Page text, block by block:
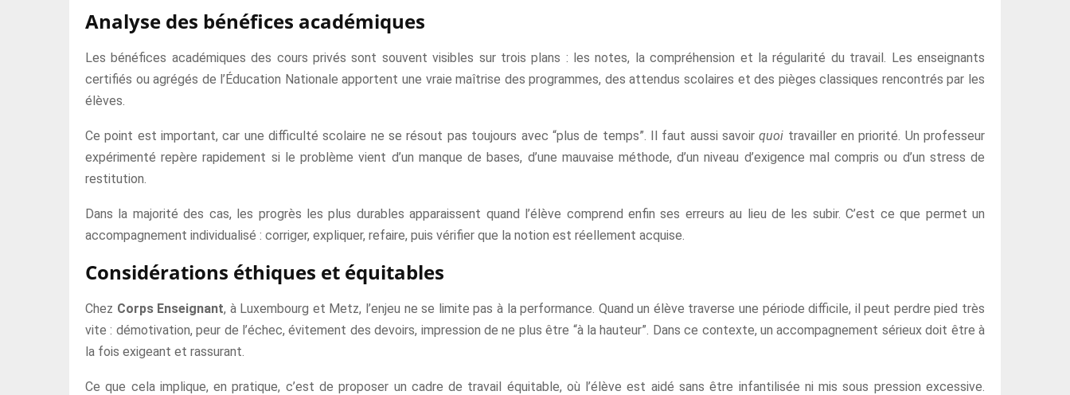
Analyse des bénéfices académiques
Les bénéfices académiques des cours privés sont souvent visibles sur trois plans : les notes, la compréhension et la régularité du travail. Les enseignants
certifiés ou agrégés de l’Éducation Nationale apportent une vraie maîtrise des programmes, des attendus scolaires et des pièges classiques rencontrés par les
élèves.
Ce point est important, car une difficulté scolaire ne se résout pas toujours avec “plus de temps”. Il faut aussi savoirquoi travailler en priorité. Un professeur
expérimenté repère rapidement si le problème vient d’un manque de bases, d’une mauvaise méthode, d’un niveau d’exigence mal compris ou d’un stress de
restitution.
Dans la majorité des cas, les progrès les plus durables apparaissent quand l’élève comprend enfin ses erreurs au lieu de les subir. C’est ce que permet un
accompagnement individualisé : corriger, expliquer, refaire, puis vérifier que la notion est réellement acquise.
Considérations éthiques et équitables
Chez Corps Enseignant, à Luxembourg et Metz, l’enjeu ne se limite pas à la performance. Quand un élève traverse une période difficile, il peut perdre pied très
vite : démotivation, peur de l’échec, évitement des devoirs, impression de ne plus être “à la hauteur”. Dans ce contexte, un accompagnement sérieux doit être à
la fois exigeant et rassurant.
Ce que cela implique, en pratique, c’est de proposer un cadre de travail équitable, où l’élève est aidé sans être infantilisée ni mis sous pression excessive.